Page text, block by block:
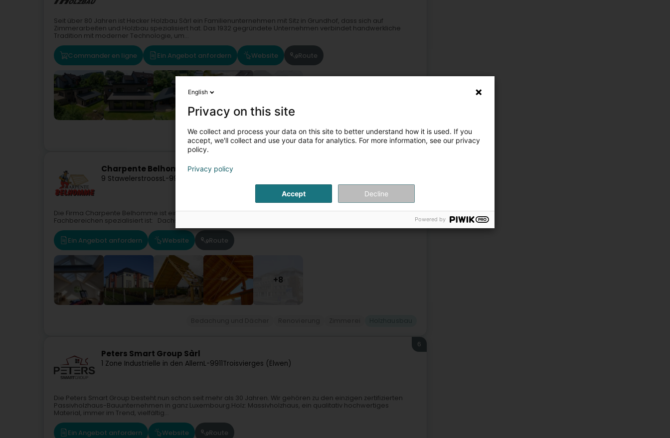
Seit über 80 Jahren ist Hecker Holzbau Sàrl ein Familienunternehmen mit Sitz in Grundhof, dass sich auf
Zimmerarbeiten und Holzbau spezialisiert hat. Das 1932 gegründete Unternehmen verbindet handwerkliche
Tradition mit moderner Technologie, um...
Commander en ligne Ein Angebot anfordern Website Route
Bedachung und Dächer Zimmerei Flachdach Holzhausbau
Charpente Belhomme
9 StawelerstroossL-9964
Die Firma Charpente Belhomme ist ein Unternehmen, das sich auf die Herstellung und Montage von folgenden
Fachbereichen spezialisiert ist: Dachstühle aus Holz Fassaden und Terrassen aus...
Ein Angebot anfordern Website Route
+8
Peters Smart Group Sàrl
1 Zone Industrielle in den AllernL-9911Troisvierges (Ëlwen)
6
Die Peters Smart Group besteht nun schon seit mehr als 30 Jahren. Wir gehören zu den einzigen zertifizierten
Passivholzhaus-Bauunternehmen in ganz Luxembourg.Holz: Massivholzhaus, ein qualitativ hochwertiges
Material, immer im Trend, vielfältig...
Ein Angebot anfordern Website Route
English
Privacy on this site
We collect and process your data on this site to better understand how it is used. If you
accept, we'll collect and use your data for analytics. For more information, see our privacy
policy.
Privacy policy
Accept Decline
Powered by